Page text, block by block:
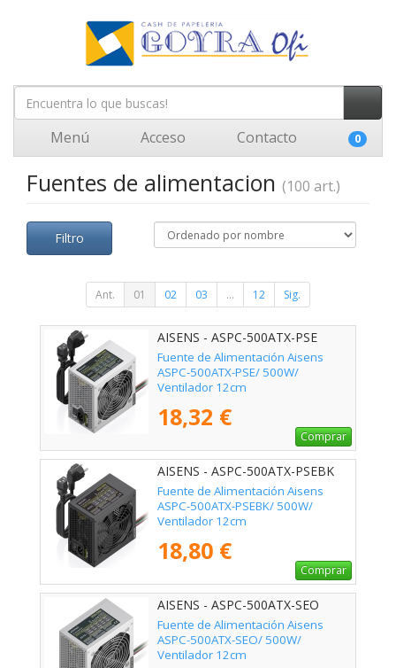
Menú Acceso Contacto 0
Fuentes de alimentacion (100 art.)
Filtro
Ant. 01 02 03 ... 12 Sig.
AISENS - ASPC-500ATX-PSE
Fuente de Alimentación Aisens
ASPC-500ATX-PSE/ 500W/
Ventilador 12cm
18,32 €
Comprar
AISENS - ASPC-500ATX-PSEBK
Fuente de Alimentación Aisens
ASPC-500ATX-PSEBK/ 500W/
Ventilador 12cm
18,80 €
Comprar
AISENS - ASPC-500ATX-SEO
Fuente de Alimentación Aisens
ASPC-500ATX-SEO/ 500W/
Ventilador 12cm